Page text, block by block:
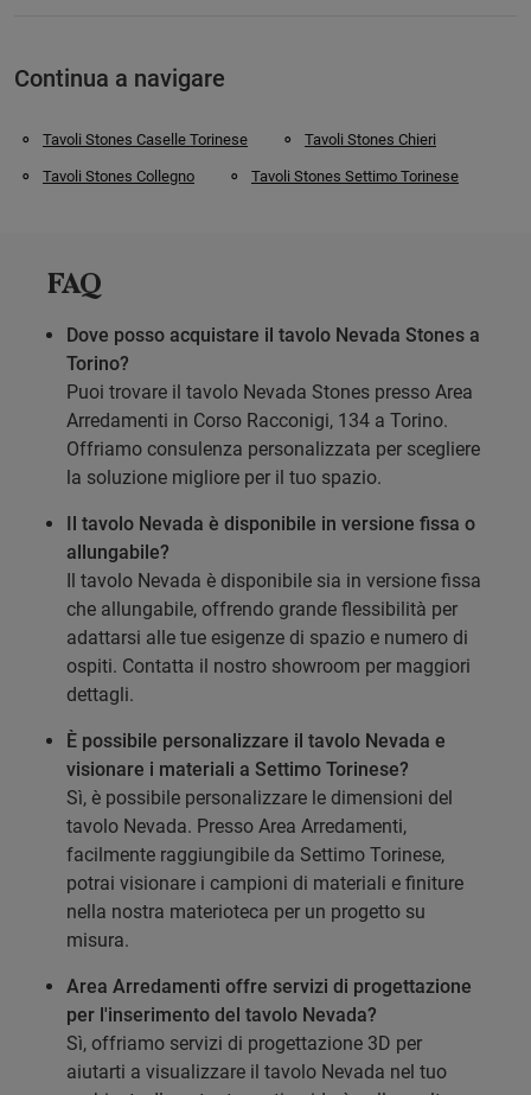
Continua a navigare
Tavoli Stones Caselle Torinese Tavoli Stones Chieri
Tavoli Stones Collegno Tavoli Stones Settimo Torinese
FAQ
Dove posso acquistare il tavolo Nevada Stones a
Torino?
Puoi trovare il tavolo Nevada Stones presso Area
Arredamenti in Corso Racconigi, 134 a Torino.
Offriamo consulenza personalizzata per scegliere
la soluzione migliore per il tuo spazio.
Il tavolo Nevada è disponibile in versione fissa o
allungabile?
Il tavolo Nevada è disponibile sia in versione fissa
che allungabile, offrendo grande flessibilità per
adattarsi alle tue esigenze di spazio e numero di
ospiti. Contatta il nostro showroom per maggiori
dettagli.
È possibile personalizzare il tavolo Nevada e
visionare i materiali a Settimo Torinese?
Sì, è possibile personalizzare le dimensioni del
tavolo Nevada. Presso Area Arredamenti,
facilmente raggiungibile da Settimo Torinese,
potrai visionare i campioni di materiali e finiture
nella nostra materioteca per un progetto su
misura.
Area Arredamenti offre servizi di progettazione
per l'inserimento del tavolo Nevada?
Sì, offriamo servizi di progettazione 3D per
aiutarti a visualizzare il tavolo Nevada nel tuo